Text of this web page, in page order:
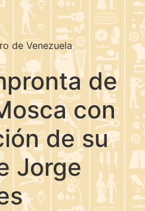
de Venezuela
de
con
de su
Jorge